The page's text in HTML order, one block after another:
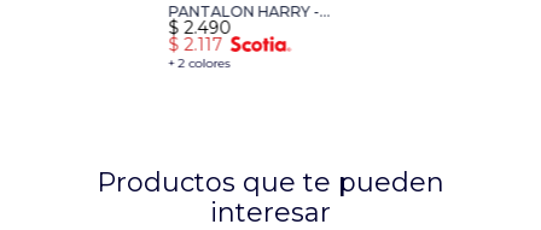
PANTALON HARRY -
NEGRO
+ 2 colores
$ 2.490
$ 2.117
Productos que te pueden
interesar